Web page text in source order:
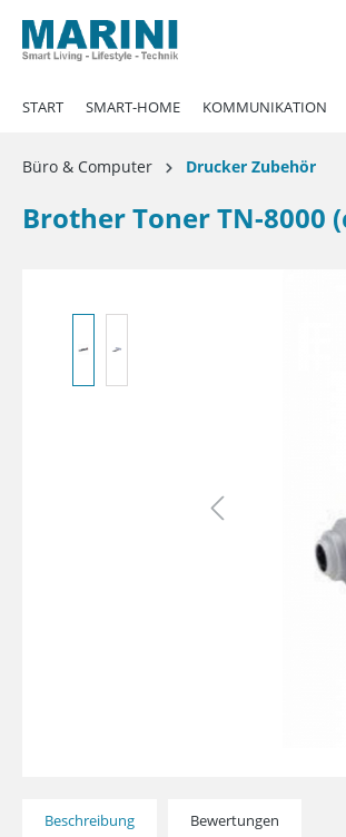
Zur Hauptnavigation springen
START SMART-HOME KOMMUNIKATION
Büro & Computer Drucker Zubehör
Brother Toner TN-8000
Beschreibung Bewertungen